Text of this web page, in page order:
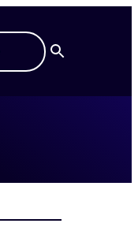
Recherche